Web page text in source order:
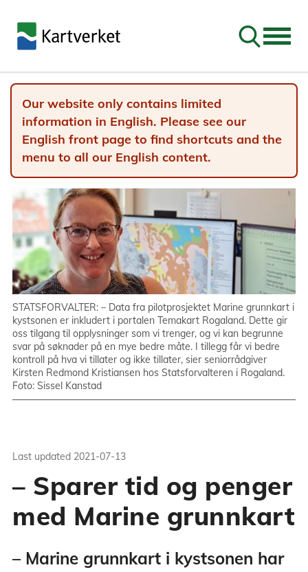
Go to
Our website only contains limited
information in English. Please see our
English front page to find shortcuts and the
menu to all our English content.
STATSFORVALTER: – Data fra pilotprosjektet Marine grunnkart i
kystsonen er inkludert i portalen Temakart Rogaland. Dette gir
oss tilgang til opplysninger som vi trenger, og vi kan begrunne
svar på søknader på en mye bedre måte. I tillegg får vi bedre
kontroll på hva vi tillater og ikke tillater, sier seniorrådgiver
Kirsten Redmond Kristiansen hos Statsforvalteren i Rogaland.
Foto: Sissel Kanstad
Last updated 2021-07-13
– Sparer tid og penger
med Marine grunnkart
– Marine grunnkart i kystsonen har